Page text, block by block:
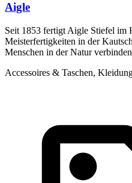
Aigle
Seit 1853 fertigt Aigle Stiefel im
Meisterfertigkeiten in der
Menschen in der Natur
Accessoires & Taschen,